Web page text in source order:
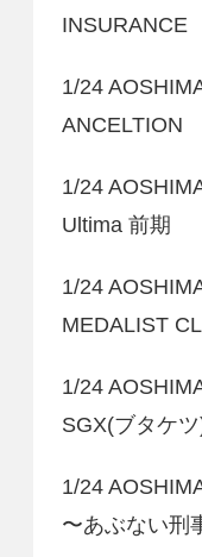
INSURANCE
1/24
ANCELTION
1/24
Ultima 前期
1/24
MEDALIST
1/24
SGX(ブタケ
1/24
〜あぶない刑